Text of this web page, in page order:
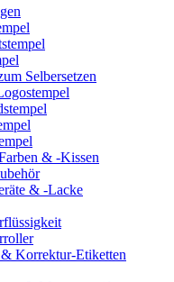
Selbersetzen
& -Kissen
& -Lacke
Korrektur-Etiketten